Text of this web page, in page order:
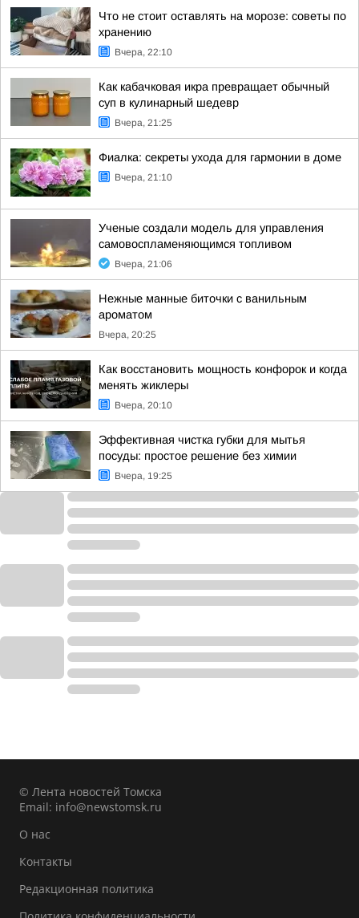
Что не стоит оставлять на морозе: советы по
хранению
Вчера, 22:10
Как кабачковая икра превращает обычный
суп в кулинарный шедевр
Вчера, 21:25
Фиалка: секреты ухода для гармонии в доме
Вчера, 21:10
Ученые создали модель для управления
самовоспламеняющимся топливом
Вчера, 21:06
Нежные манные биточки с ванильным
ароматом
Вчера, 20:25
Как восстановить мощность конфорок и когда
менять жиклеры
Вчера, 20:10
Эффективная чистка губки для мытья
посуды: простое решение без химии
Вчера, 19:25
© Лента новостей Томска
Email: info@newstomsk.ru
О нас
Контакты
Редакционная политика